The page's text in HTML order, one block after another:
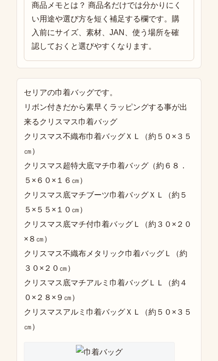
商品メモとは？ 商品名だけでは分かりにく
い用途や選び方を短く補足する欄です。購
入前にサイズ、素材、JAN、使う場所を確
認しておくと選びやすくなります。
セリアの巾着バッグです。
リボン付きだから素早くラッピングする事が出
来るクリスマス巾着バッグ
クリスマス不織布巾着バッグＸＬ（約５０×３５
㎝）
クリスマス超特大底マチ巾着バッグ（約６８．
５×６０×１６㎝）
クリスマス底マチブーツ巾着バッグＸＬ（約５
５×５５×１０㎝）
クリスマス底マチ付巾着バッグＬ（約３０×２０
×８㎝）
クリスマス不織布メタリック巾着バッグＬ（約
３０×２０㎝）
クリスマス底マチアルミ巾着バッグＬＬ（約４
０×２８×９㎝）
クリスマスアルミ巾着バッグＸＬ（約５０×３５
㎝）